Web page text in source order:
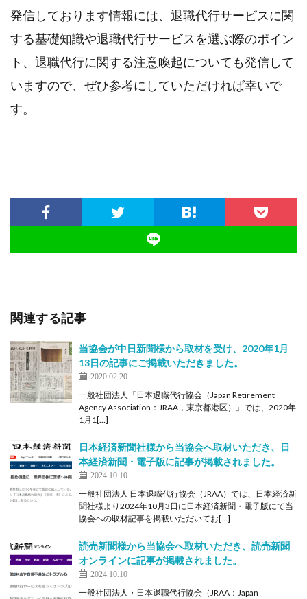
発信しております情報には、退職代行サービスに関
する基礎知識や退職代行サービスを選ぶ際のポイン
ト、退職代行に関する注意喚起についても発信して
いますので、ぜひ参考にしていただければ幸いで
す。
関連する記事
当協会が中日新聞様から取材を受け、2020年1月
13日の記事にご掲載いただきました。
2020.02.20
一般社団法人『日本退職代行協会（Japan Retirement
Agency Association：JRAA，東京都港区）』では、2020年
1月1[…]
日本経済新聞社様から当協会へ取材いただき、日
本経済新聞・電子版に記事が掲載されました。
2024.10.10
一般社団法人 日本退職代行協会（JRAA）では、日本経済新
聞社様より2024年10月3日に日本経済新聞・電子版にて当
協会への取材記事を掲載いただいてお[…]
読売新聞様から当協会へ取材いただき、読売新聞
オンラインに記事が掲載されました。
2024.10.10
一般社団法人・日本退職代行協会（JRAA：Japan